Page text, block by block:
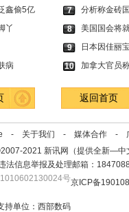
鑫偷5亿
丫
病
7
分析称金砖
8
美国国会将
9
日本因佳丽
10
加拿大官员
返回首页
- 关于我们 - 媒体合作 -
2021 新讯网（提供全新—中
法信息举报及处理邮箱：
号京ICP备
持单位：西部数码